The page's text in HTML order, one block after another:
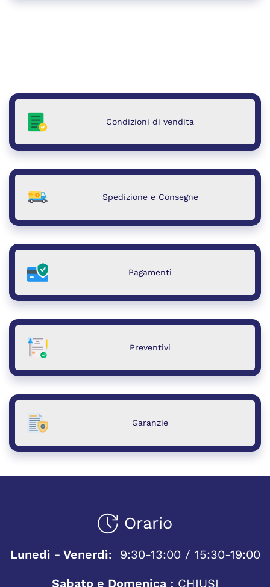
Condizioni di vendita
Spedizione e Consegne
Pagamenti
Preventivi
Garanzie
Orario
Lunedì - Venerdì:
9:30-13:00 / 15:30-19:00
Sabato e Domenica : CHIUSI